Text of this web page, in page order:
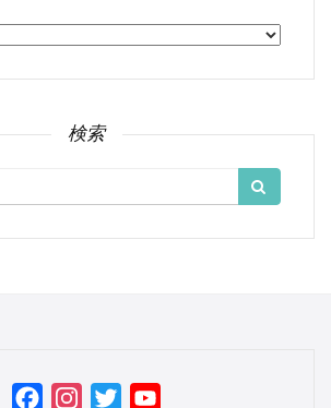
検索
FacebookInstagram
Twitter